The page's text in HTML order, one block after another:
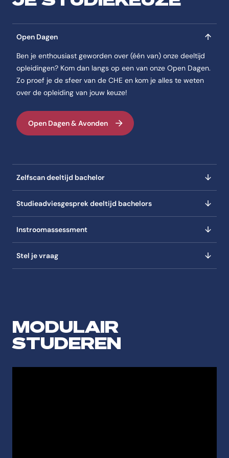
als pedagogisch medewerker een mbo-
achtergrond, maar pakte de mogelijkheid
aan. En daar heeft ze tot nu toe al veel
van geleerd!
Open Dagen
Ben je enthousiast geworden over (één van) onze deeltijd
opleidingen? Kom dan langs op een van onze Open Dagen.
Zo proef je de sfeer van de CHE en kom je alles te weten
over de opleiding van jouw keuze!
Open Dagen & Avonden
Zelfscan deeltijd bachelor
Studieadviesgesprek deeltijd bachelors
Instroomassessment
Stel je vraag
MODULAIR
STUDEREN